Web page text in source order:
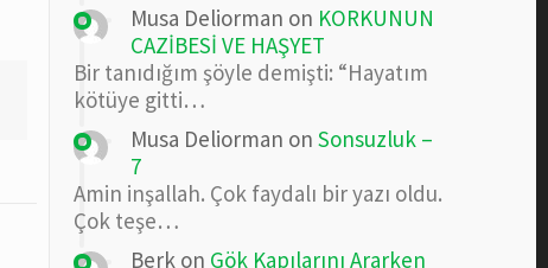
Musa Deliorman on KORKUNUN
CAZİBESİ VE HAŞYET
Bir tanıdığım şöyle demişti: “Hayatım
kötüye gitti…
Musa Deliorman on Sonsuzluk –
7
Amin inşallah. Çok faydalı bir yazı oldu.
Çok teşe…
Berk on Gök Kapılarını Ararken